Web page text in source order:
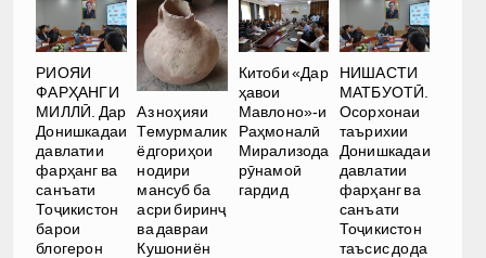
РИОЯИ
ФАРҲАНГИ
МИЛЛӢ. Дар
Донишкадаи
давлатии
фарҳанг ва
санъати
Тоҷикистон
барои
блогерон
Аз ноҳияи
Темурмалик
ёдгориҳои
нодири
мансуб ба
асри биринҷ
ва давраи
Кушониён
Китоби «Дар
ҳавои
Мавлоно»-и
Раҳмоналӣ
Мирализода
рӯнамоӣ
гардид
НИШАСТИ
МАТБУОТӢ.
Осорхонаи
таърихии
Донишкадаи
давлатии
фарҳанг ва
санъати
Тоҷикистон
таъсис дода